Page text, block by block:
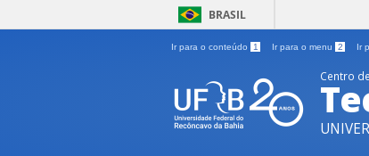
BRASIL
Ir para o conteúdo 1 Ir para o menu 2 Ir
Centro